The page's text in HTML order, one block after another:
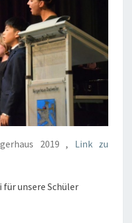
2019 , Link zu
unsere Schüler